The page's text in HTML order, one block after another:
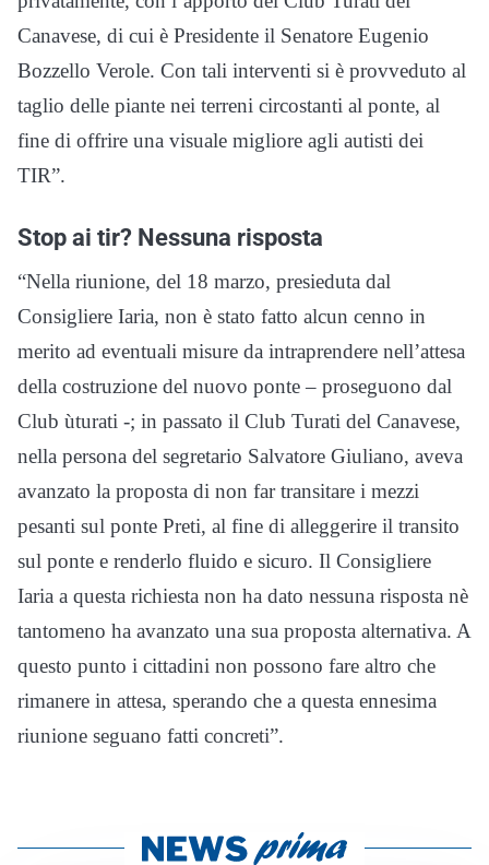
Canavese, di cui è Presidente il Senatore Eugenio
Bozzello Verole. Con tali interventi si è provveduto al
taglio delle piante nei terreni circostanti al ponte, al
fine di offrire una visuale migliore agli autisti dei
TIR”.
Stop ai tir? Nessuna risposta
“Nella riunione, del 18 marzo, presieduta dal
Consigliere Iaria, non è stato fatto alcun cenno in
merito ad eventuali misure da intraprendere nell’attesa
della costruzione del nuovo ponte – proseguono dal
Club ùturati -; in passato il Club Turati del Canavese,
nella persona del segretario Salvatore Giuliano, aveva
avanzato la proposta di non far transitare i mezzi
pesanti sul ponte Preti, al fine di alleggerire il transito
sul ponte e renderlo fluido e sicuro. Il Consigliere
Iaria a questa richiesta non ha dato nessuna risposta nè
tantomeno ha avanzato una sua proposta alternativa. A
questo punto i cittadini non possono fare altro che
rimanere in attesa, sperando che a questa ennesima
riunione seguano fatti concreti”.